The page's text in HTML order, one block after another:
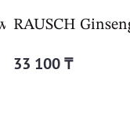
herbs
RAUSCH
33 100 ₸